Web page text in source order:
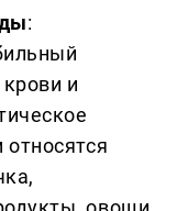
:
и